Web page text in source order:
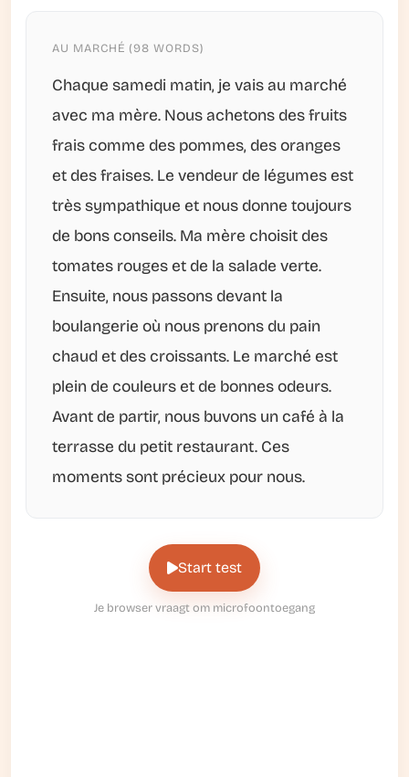
AU MARCHÉ (98 WORDS)
Chaque samedi matin, je vais au marché
avec ma mère. Nous achetons des fruits
frais comme des pommes, des oranges
et des fraises. Le vendeur de légumes est
très sympathique et nous donne toujours
de bons conseils. Ma mère choisit des
tomates rouges et de la salade verte.
Ensuite, nous passons devant la
boulangerie où nous prenons du pain
chaud et des croissants. Le marché est
plein de couleurs et de bonnes odeurs.
Avant de partir, nous buvons un café à la
terrasse du petit restaurant. Ces
moments sont précieux pour nous.
Start test
Je browser vraagt om microfoontoegang